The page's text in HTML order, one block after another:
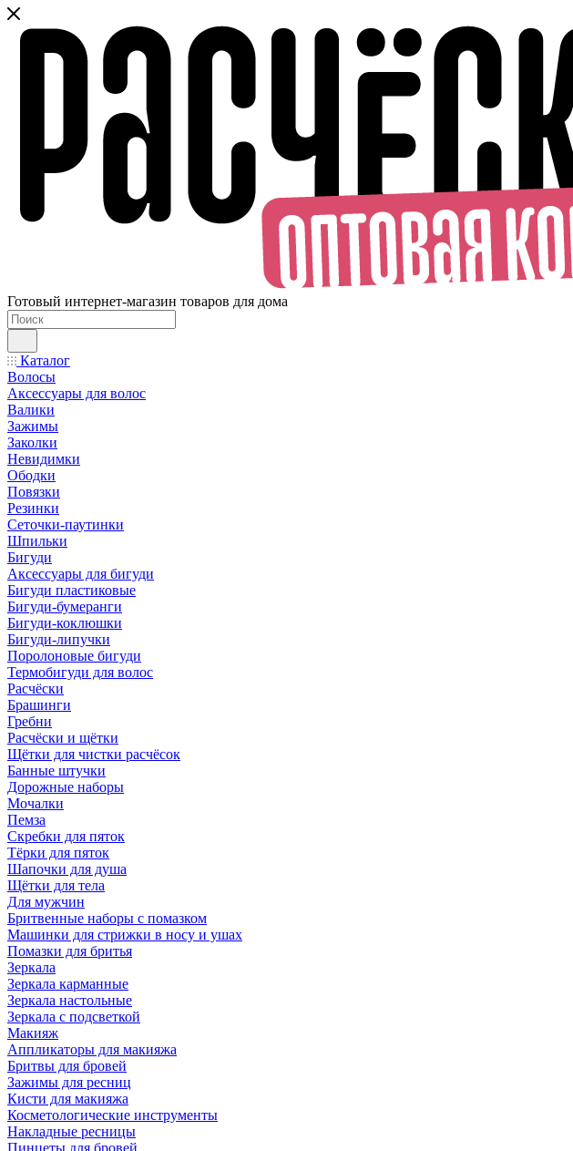
Готовый интернет-магазин товаров для дома
Каталог
Волосы
Аксессуары для волос
Валики
Зажимы
Заколки
Невидимки
Ободки
Повязки
Резинки
Сеточки-паутинки
Шпильки
Бигуди
Аксессуары для бигуди
Бигуди пластиковые
Бигуди-бумеранги
Бигуди-коклюшки
Бигуди-липучки
Поролоновые бигуди
Термобигуди для волос
Расчёски
Брашинги
Гребни
Расчёски и щётки
Щётки для чистки расчёсок
Банные штучки
Дорожные наборы
Мочалки
Пемза
Скребки для пяток
Тёрки для пяток
Шапочки для душа
Щётки для тела
Для мужчин
Бритвенные наборы с помазком
Машинки для стрижки в носу и ушах
Помазки для бритья
Зеркала
Зеркала карманные
Зеркала настольные
Зеркала с подсветкой
Макияж
Аппликаторы для макияжа
Бритвы для бровей
Зажимы для ресниц
Кисти для макияжа
Косметологические инструменты
Накладные ресницы
Пинцеты для бровей